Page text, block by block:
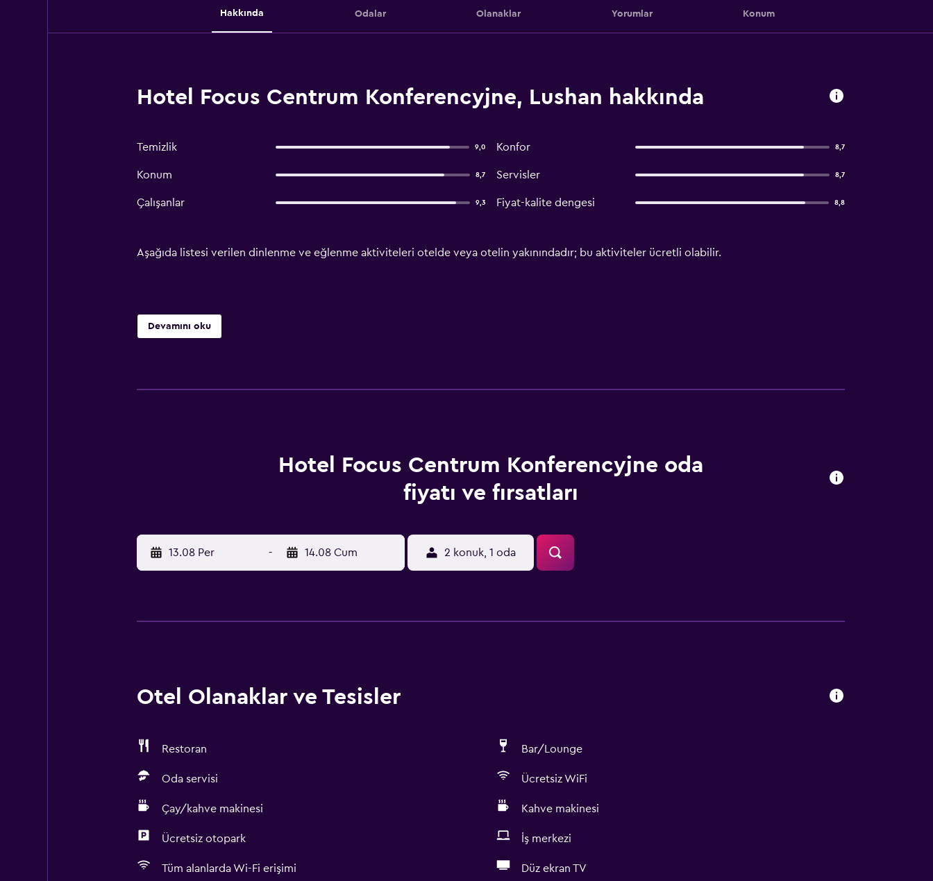
Hakkında Odalar Olanaklar Yorumlar Konum
Hotel Focus Centrum Konferencyjne, Lushan hakkında
Temizlik 9,0 Konfor 8,7
Konum 8,7 Servisler 8,7
Çalışanlar 9,3 Fiyat-kalite dengesi 8,8
Aşağıda listesi verilen dinlenme ve eğlenme aktiviteleri otelde veya otelin yakınındadır; bu aktiviteler ücretli olabilir.
Devamını oku
Hotel Focus Centrum Konferencyjne oda
fiyatı ve fırsatları
13.08 Per - 14.08 Cum 2 konuk, 1 oda
Otel Olanaklar ve Tesisler
Restoran Bar/Lounge
Oda servisi Ücretsiz WiFi
Çay/kahve makinesi Kahve makinesi
Ücretsiz otopark İş merkezi
Tüm alanlarda Wi-Fi erişimi Düz ekran TV